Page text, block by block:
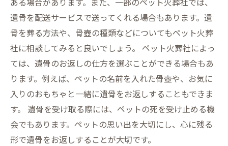
遺骨を配送サービスで送ってくれる場合もあります。遺
骨を葬る方法や、骨壺の種類などについてもペット火葬
社に相談してみると良いでしょう。 ペット火葬社によっ
ては、遺骨のお返しの仕方を選ぶことができる場合もあ
ります。例えば、ペットの名前を入れた骨壺や、お気に
入りのおもちゃと一緒に遺骨をお返しすることもできま
す。 遺骨を受け取る際には、ペットの死を受け止める機
会でもあります。ペットの思い出を大切にし、心に残る
形で遺骨をお返しすることが大切です。